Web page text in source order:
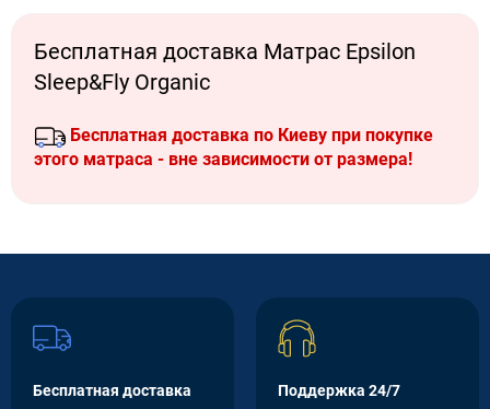
Бесплатная доставка Матрас Epsilon
Sleep&Fly Organic
Бесплатная доставка по Киеву при покупке
этого матраса - вне зависимости от размера!
Бесплатная доставка Поддержка 24/7